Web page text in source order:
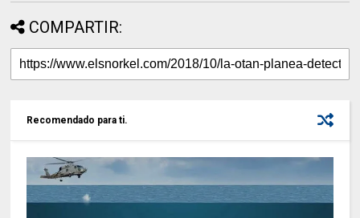
COMPARTIR:
Recomendado para ti.